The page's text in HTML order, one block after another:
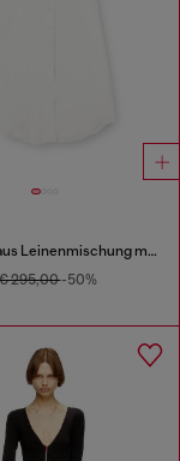
Midikleid aus Leinenmischung mit Knotendetail
295,00-50%